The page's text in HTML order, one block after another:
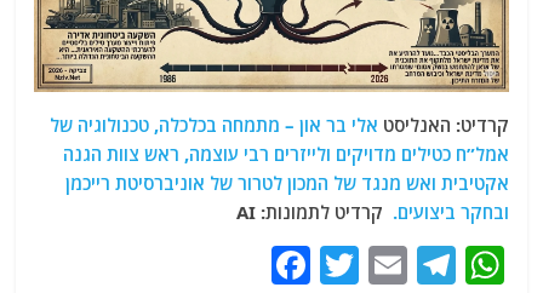
קרדיט: האנליסט אלי בר און – מתמחה בכלכלה, טכנולוגיה של
אמל”ח כטילים מדויקים ולייזרים רבי עוצמה, ראש צוות הגנה
אקטיבית ואש מנגד של המכון לטרור של אוניברסיטת רייכמן
ובחקר ביצועים. קרדיט לתמונות: AI
W
T
E
T